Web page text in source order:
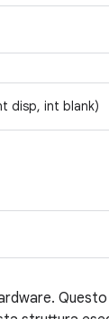
disp, int blank)
Questo